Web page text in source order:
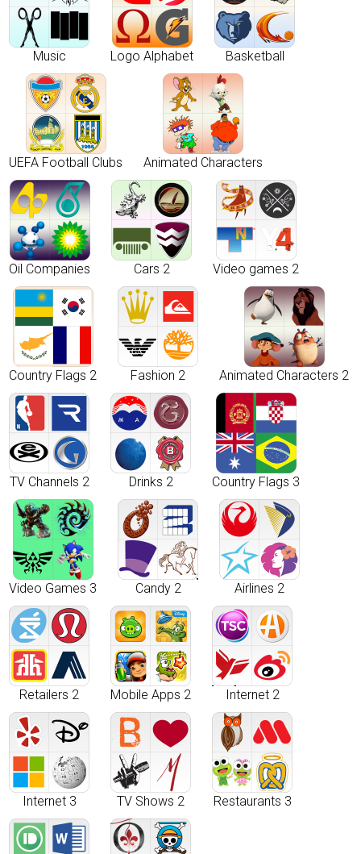
Music Logo Alphabet Basketball
UEFA Football Clubs Animated Characters
Oil Companies Cars 2 Video games 2
Country Flags 2 Fashion 2 Animated Characters 2
TV Channels 2 Drinks 2 Country Flags 3
Video Games 3 Candy 2 Airlines 2
Retailers 2 Mobile Apps 2 Internet 2
Internet 3 TV Shows 2 Restaurants 3